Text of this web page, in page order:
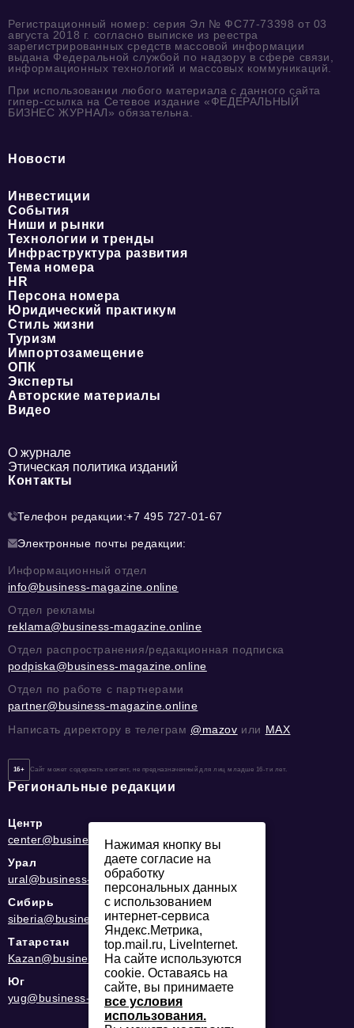
Регистрационный номер: серия Эл № ФС77-73398 от 03
августа 2018 г. согласно выписке из реестра
зарегистрированных средств массовой информации
выдана Федеральной службой по надзору в сфере связи,
информационных технологий и массовых коммуникаций.
При использовании любого материала с данного сайта
гипер-ссылка на Сетевое издание «ФЕДЕРАЛЬНЫЙ
БИЗНЕС ЖУРНАЛ» обязательна.
Новости
Инвестиции
События
Ниши и рынки
Технологии и тренды
Инфраструктура развития
Тема номера
HR
Персона номера
Юридический практикум
Стиль жизни
Туризм
Импортозамещение
ОПК
Эксперты
Авторские материалы
Видео
О журнале
Этическая политика изданий
Контакты
Телефон редакции:+7 495 727-01-67
Электронные почты редакции:
Информационный отдел
info@business-magazine.online
Отдел рекламы
reklama@business-magazine.online
Отдел распространения/редакционная подписка
podpiska@business-magazine.online
Отдел по работе с партнерами
partner@business-magazine.online
Написать директору в телеграм @mazov или MAX
16+ Сайт может содержать контент, не предназначенный для лиц младше 16-ти лет.
Региональные редакции
Центр
center@business-magazine.online
Урал
ural@business-magazine.online
Сибирь
siberia@business-magazine.online
Татарстан
Kazan@business-magazine.online
Юг
yug@business-magazine.online
Нажимая кнопку вы
даете согласие на
обработку
персональных данных
с использованием
интернет-сервиса
Яндекс.Метрика,
top.mail.ru, LiveInternet.
На сайте используются
cookie. Оставаясь на
сайте, вы принимаете
все условия
использования.